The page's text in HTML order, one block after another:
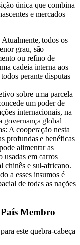
única que combina
e mercados
todos os
grau, são
ou refino de
cadeia interna aos
perante disputas
sobre uma parcela
um poder de
internacionais, na
governança global.
A cooperação nesta
profundas e benéficas
alimentar as
usadas em carros
chinês e sul-africano.
a esses insumos é
de todas as nações
Membro
este quebra-cabeça